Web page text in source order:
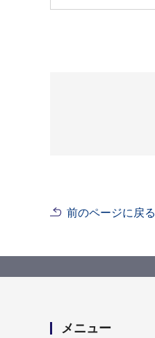
前のページに戻る
メニュー